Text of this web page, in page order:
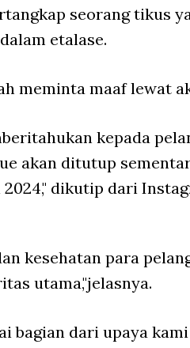
seorang tikus
etalase.
meminta maaf lewat
kepada
akan ditutup
dikutip dari
kesehatan para
utama,"jelasnya.
bagian dari upaya